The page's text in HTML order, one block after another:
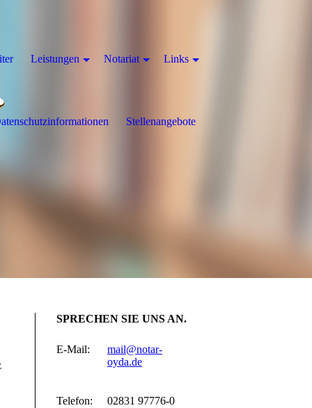
SPRECHEN SIE UNS AN.
E-Mail:
mail@notar-
oyda.de
Telefon:
02831 97776-0
Leistungen Notariat Links
Stellenangebote